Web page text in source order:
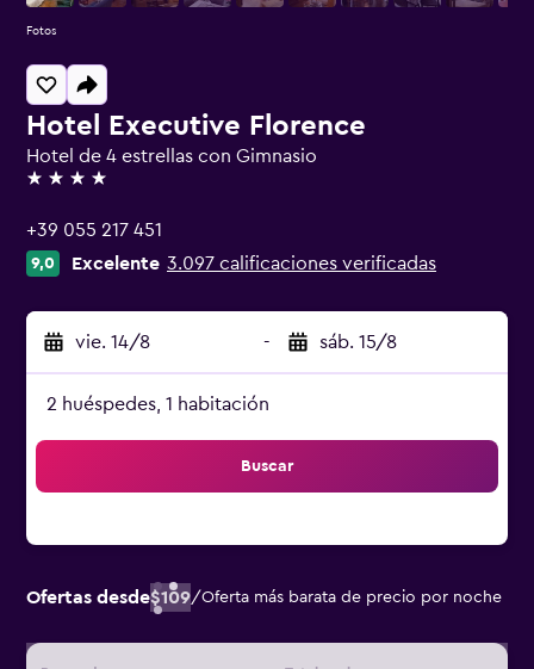
Hotel Executive Florence
Hotel de 4 estrellas con Gimnasio
4 estrellas
+39 055 217 451
9,0 Excelente 3.097 calificaciones verificadas
vie. 14/8 - sáb. 15/8
2 huéspedes, 1 habitación
Buscar
Ofertas desde$109/Oferta más barata de precio por noche
Fotos